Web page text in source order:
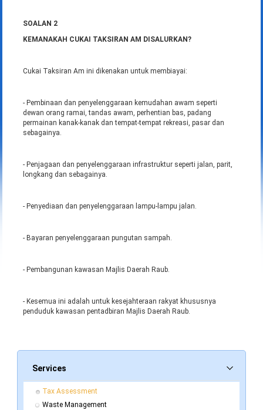
SOALAN 2
KEMANAKAH CUKAI TAKSIRAN AM DISALURKAN?
Cukai Taksiran Am ini dikenakan untuk membiayai:
- Pembinaan dan penyelenggaraan kemudahan awam seperti
dewan orang ramai, tandas awam, perhentian bas, padang
permainan kanak-kanak dan tempat-tempat rekreasi, pasar dan
sebagainya.
- Penjagaan dan penyelenggaraan infrastruktur seperti jalan, parit,
longkang dan sebagainya.
- Penyediaan dan penyelenggaraan lampu-lampu jalan.
- Bayaran penyelenggaraan pungutan sampah.
- Pembangunan kawasan Majlis Daerah Raub.
- Kesemua ini adalah untuk kesejahteraan rakyat khususnya
penduduk kawasan pentadbiran Majlis Daerah Raub.
Services
Tax Assessment
Waste Management